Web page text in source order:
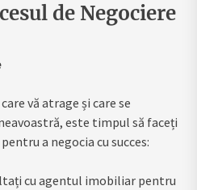
de Negociere
vă atrage și care se
este timpul să faceți
a negocia cu succes:
cu agentul imobiliar pentru